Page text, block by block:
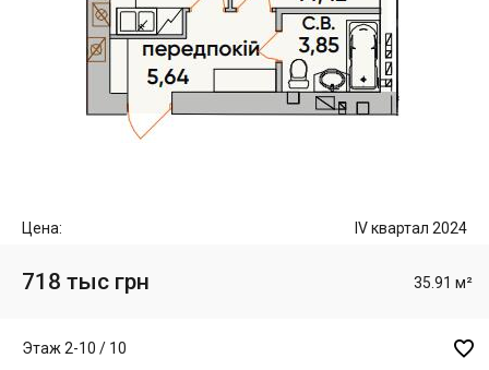
Цена: IV квартал 2024
718 тыс грн 35.91 м²
Этаж 2-10 / 10 